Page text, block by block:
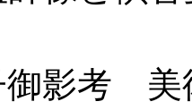
御影考